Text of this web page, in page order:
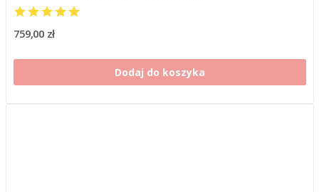
759,00 zł
Dodaj do koszyka